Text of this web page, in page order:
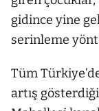
gidince yine
serinleme
Tüm
artış